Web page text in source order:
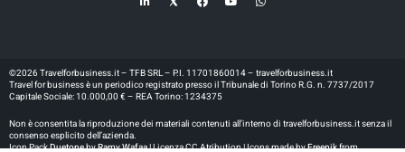
©2026 Travelforbusiness.it – TFB SRL – P.I. 11701860014 – travelforbusiness.it
Travel for business è un periodico registrato presso il Tribunale di Torino R.G. n. 7737/2017
Capitale Sociale: 10.000,00 € – REA Torino: 1234375
Non è consentita la riproduzione dei materiali contenuti all’interno di travelforbusiness.it senza il
consenso esplicito dell’azienda.
Icon PackDuetonebyRamy Wafaa |Licenza CC Atribution | Icons made byFreepikfrom